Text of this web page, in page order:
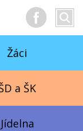
text
Žáci
a ŠK
Jídelna